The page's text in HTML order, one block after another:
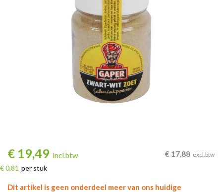
€ 19,49 incl.btw
€ 0,81 per stuk
€ 17,88 excl.btw
Dit artikel is geen onderdeel meer van ons huidige